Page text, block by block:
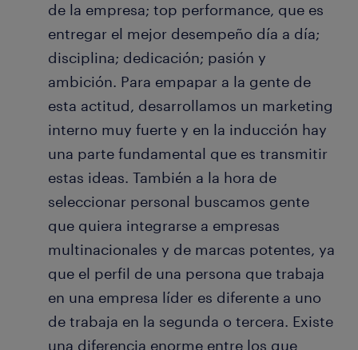
de la empresa; top performance, que es
entregar el mejor desempeño día a día;
disciplina; dedicación; pasión y
ambición. Para empapar a la gente de
esta actitud, desarrollamos un marketing
interno muy fuerte y en la inducción hay
una parte fundamental que es transmitir
estas ideas. También a la hora de
seleccionar personal buscamos gente
que quiera integrarse a empresas
multinacionales y de marcas potentes, ya
que el perfil de una persona que trabaja
en una empresa líder es diferente a uno
de trabaja en la segunda o tercera. Existe
una diferencia enorme entre los que